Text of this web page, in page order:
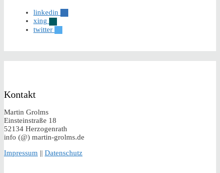
linkedin
xing
twitter
Kontakt
Martin Grolms
Einsteinstraße 18
52134 Herzogenrath
info (@) martin-grolms.de
Impressum || Datenschutz